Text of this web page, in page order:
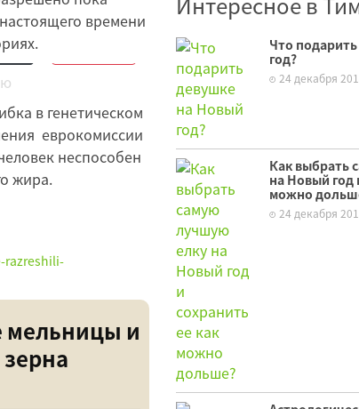
времени
15
в генетическом
еврокомиссии
неспособен
жира.
razreshili-
мельницы и
Что
год?
24 декабря
Как выбрать
на Новый год
можно
24 декабря